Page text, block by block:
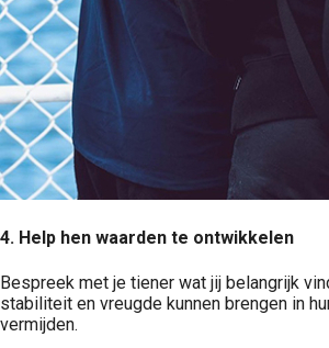
4. Help hen waarden te ontwikkelen
Bespreek met je tiener wat jij belangrijk
stabiliteit en vreugde kunnen brengen in
vermijden.